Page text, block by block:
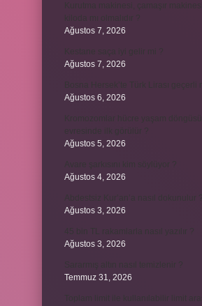
Ağustos 7, 2026
Ağustos 7, 2026
Ağustos 6, 2026
Ağustos 5, 2026
Ağustos 4, 2026
Ağustos 3, 2026
Ağustos 3, 2026
Temmuz 31, 2026